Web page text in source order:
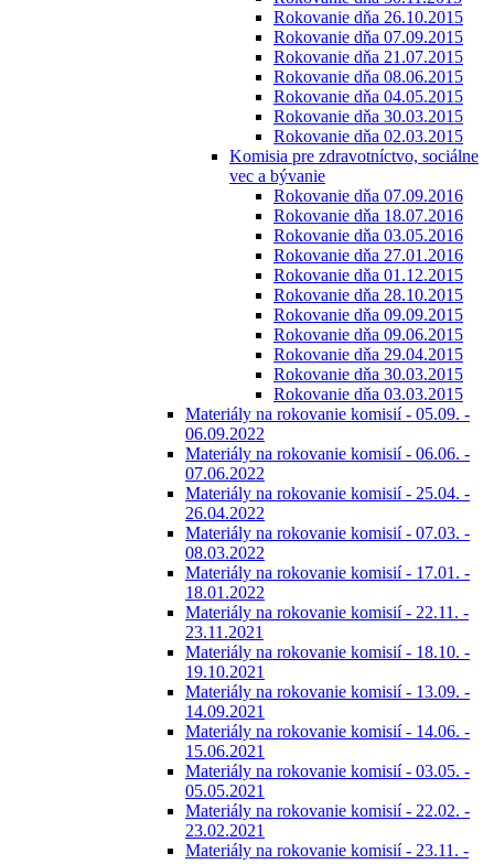
Rokovanie dňa 26.10.2015
Rokovanie dňa 07.09.2015
Rokovanie dňa 21.07.2015
Rokovanie dňa 08.06.2015
Rokovanie dňa 04.05.2015
Rokovanie dňa 30.03.2015
Rokovanie dňa 02.03.2015
Komisia pre zdravotníctvo, sociálne
vec a bývanie
Rokovanie dňa 07.09.2016
Rokovanie dňa 18.07.2016
Rokovanie dňa 03.05.2016
Rokovanie dňa 27.01.2016
Rokovanie dňa 01.12.2015
Rokovanie dňa 28.10.2015
Rokovanie dňa 09.09.2015
Rokovanie dňa 09.06.2015
Rokovanie dňa 29.04.2015
Rokovanie dňa 30.03.2015
Rokovanie dňa 03.03.2015
Materiály na rokovanie komisií - 05.09. -
06.09.2022
Materiály na rokovanie komisií - 06.06. -
07.06.2022
Materiály na rokovanie komisií - 25.04. -
26.04.2022
Materiály na rokovanie komisií - 07.03. -
08.03.2022
Materiály na rokovanie komisií - 17.01. -
18.01.2022
Materiály na rokovanie komisií - 22.11. -
23.11.2021
Materiály na rokovanie komisií - 18.10. -
19.10.2021
Materiály na rokovanie komisií - 13.09. -
14.09.2021
Materiály na rokovanie komisií - 14.06. -
15.06.2021
Materiály na rokovanie komisií - 03.05. -
05.05.2021
Materiály na rokovanie komisií - 22.02. -
23.02.2021
Materiály na rokovanie komisií - 23.11. -